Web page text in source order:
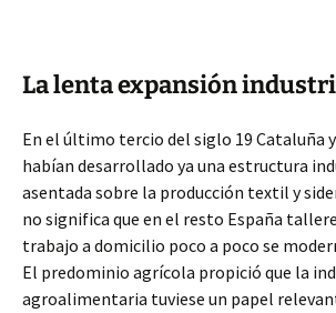
La lenta expansión
En el último tercio del siglo 19 Cataluña y
habían desarrollado ya una estructura
asentada sobre la producción textil y
no significa que en el resto España
trabajo a domicilio poco a poco se
El predominio agrícola propició que la
agroalimentaria tuviese un papel